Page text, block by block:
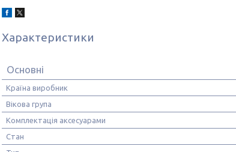
Характеристики
Основні
Країна виробник
Вікова група
Комплектація аксесуарами
Стан